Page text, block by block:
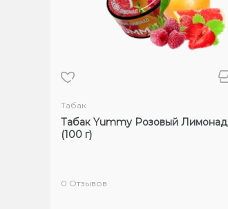
Табак
Табак Yummy Розовый Лимонад
(100 г)
0 Отзывов